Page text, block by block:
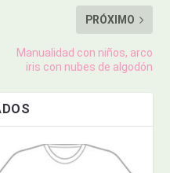
PRÓXIMO
Manualidad con niños, arco
iris con nubes de algodón